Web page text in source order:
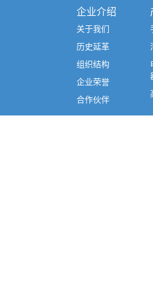
企业介绍
关于我们
历史延革
组织结构
企业荣誉
合作伙伴